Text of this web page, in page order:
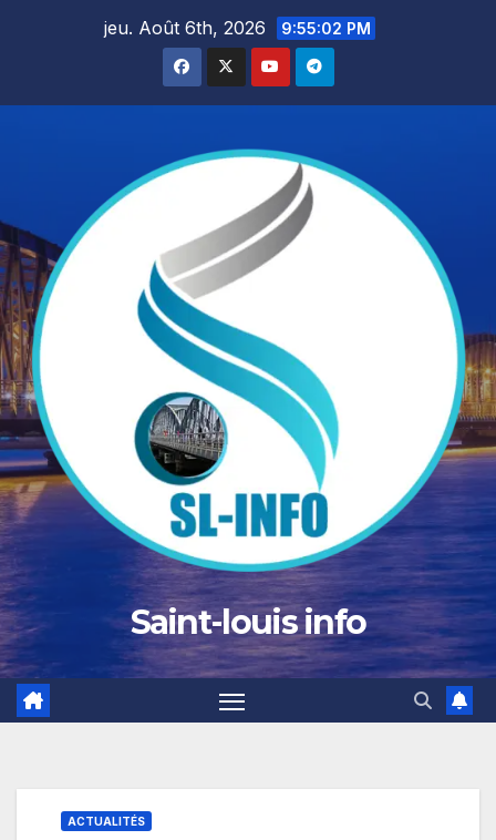
jeu. Août 6th, 2026 9:55:03 PM
Saint-louis info
ACTUALITÉS